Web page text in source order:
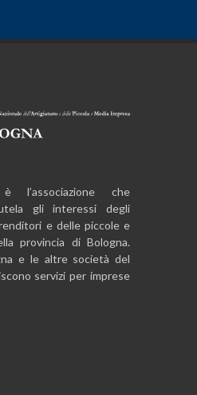
l’associazione che
gli interessi degli
e delle piccole e
provincia di Bologna.
e le altre società del
servizi per imprese